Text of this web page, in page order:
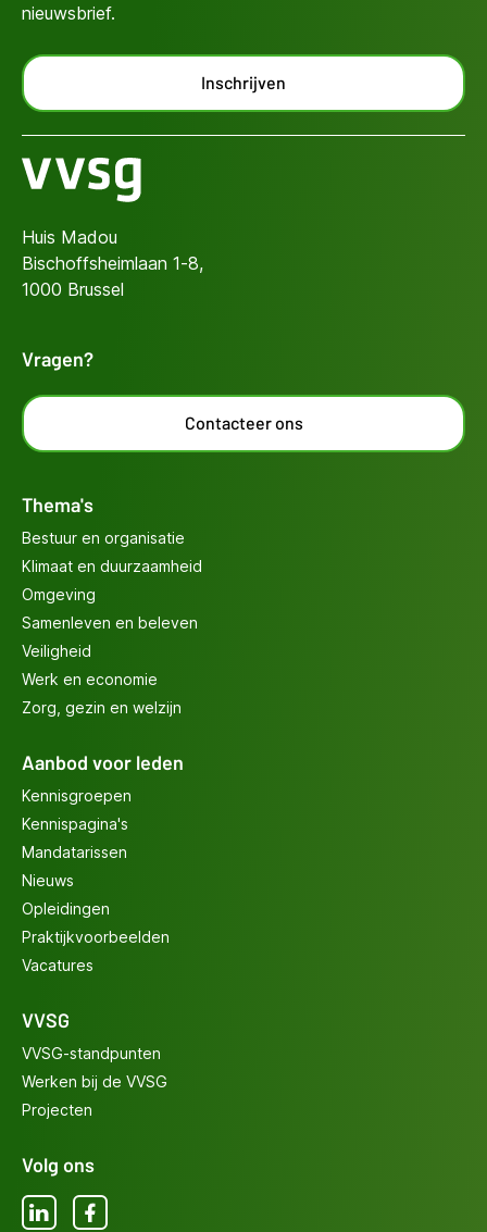
nieuwsbrief.
Inschrijven
Huis Madou
Bischoffsheimlaan 1-8,
1000 Brussel
Vragen?
Contacteer ons
Thema's
Bestuur en organisatie
Klimaat en duurzaamheid
Omgeving
Samenleven en beleven
Veiligheid
Werk en economie
Zorg, gezin en welzijn
Aanbod voor leden
Kennisgroepen
Kennispagina's
Mandatarissen
Nieuws
Opleidingen
Praktijkvoorbeelden
Vacatures
VVSG
VVSG-standpunten
Werken bij de VVSG
Projecten
Volg ons
LinkedInFacebook